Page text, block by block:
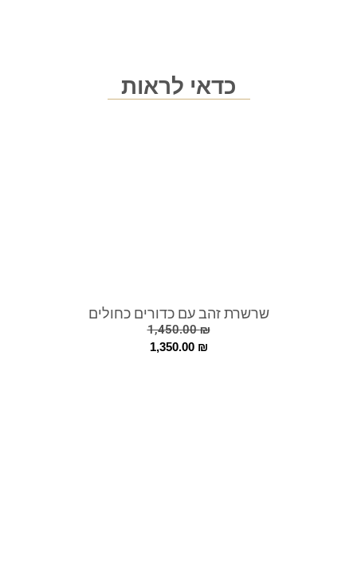
כדאי לראות
שרשרת זהב עם כדורים כחולים
1,450.00₪
1,350.00 ₪